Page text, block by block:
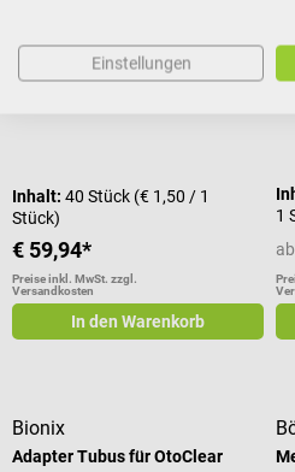
Passend zu den
Inhalt: 40 Stück (€ 1,50 / 1
Stück)
€ 59,94*
Preise inkl. MwSt. zzgl.
Versandkosten
In den Warenkorb
1
ab
Bionix
Adapter Tubus für OtoClear
Einstellungen